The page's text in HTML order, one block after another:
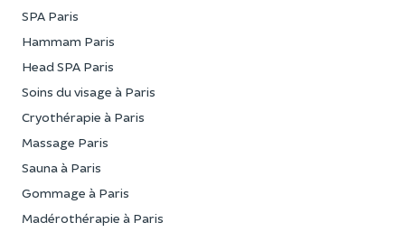
SPA Paris
Hammam Paris
Head SPA Paris
Soins du visage à Paris
Cryothérapie à Paris
Massage Paris
Sauna à Paris
Gommage à Paris
Madérothérapie à Paris